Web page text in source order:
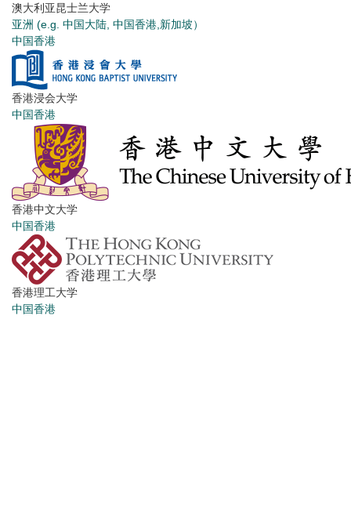
澳大利亚昆士兰大学
亚洲 (e.g. 中国大陆, 中国香港,新加坡）
中国香港
香港浸会大学
中国香港
香港中文大学
中国香港
香港理工大学
中国香港